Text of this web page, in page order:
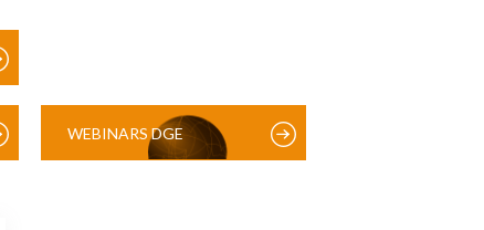
WEBINARS DGE